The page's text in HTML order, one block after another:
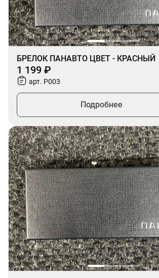
БРЕЛОК ПАНАВТО ЦВЕТ - КРАСНЫЙ
1 199 ₽
арт. P003
Подробнее